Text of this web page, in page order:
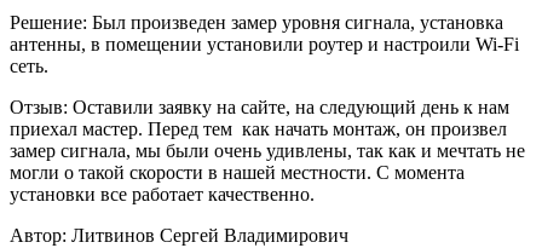
Решение: Был произведен замер уровня сигнала, установка
антенны, в помещении установили роутер и настроили Wi-Fi
сеть.
Отзыв: Оставили заявку на сайте, на следующий день к нам
приехал мастер. Перед тем как начать монтаж, он произвел
замер сигнала, мы были очень удивлены, так как и мечтать не
могли о такой скорости в нашей местности. С момента
установки все работает качественно.
Автор: Литвинов Сергей Владимирович